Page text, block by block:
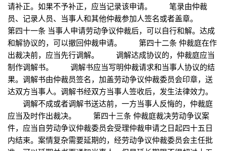
请补正。如果不予补正，应当记录该申请。 笔录由仲裁
员、记录人员、当事人和其他仲裁参加人签名或者盖章。
第四十一条 当事人申请劳动争议仲裁后，可以自行和解。达成
和解协议的，可以撤回仲裁申请。 第四十二条 仲裁庭在作
出裁决前，应当先行调解。 调解达成协议的，仲裁庭应当
制作调解书。 调解书应当写明仲裁请求和当事人协议的结
果。调解书由仲裁员签名，加盖劳动争议仲裁委员会印章，送
达双方当事人。调解书经双方当事人签收后，发生法律效力。
调解不成或者调解书送达前，一方当事人反悔的，仲裁庭
应当及时作出裁决。 第四十三条 仲裁庭裁决劳动争议案
件，应当自劳动争议仲裁委员会受理仲裁申请之日起四十五日
内结束。案情复杂需要延期的，经劳动争议仲裁委员会主任批